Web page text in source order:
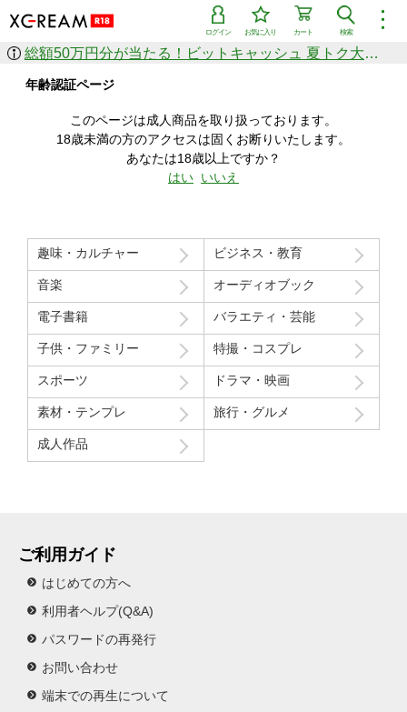
︙
検索
カート
お気に入り
ログイン
作品を探す
ジャンル
シリーズ
人気のセール中商品
新着セール中商品
すべての作品から探す
価格の安い順
価格の高い順
月間ランキング
年間ランキング
総額50万円分が当たる！ビットキャッシュ 夏トク大感謝祭
年齢認証ページ
このページは成人商品を取り扱っております。
18歳未満の方のアクセスは固くお断りいたします。
あなたは18歳以上ですか？
はい いいえ
趣味・カルチャー ビジネス・教育
音楽 オーディオブック
電子書籍 バラエティ・芸能
子供・ファミリー 特撮・コスプレ
スポーツ ドラマ・映画
素材・テンプレ 旅行・グルメ
成人作品
ご利用ガイド
はじめての方へ
利用者ヘルプ(Q&A)
パスワードの再発行
お問い合わせ
端末での再生について